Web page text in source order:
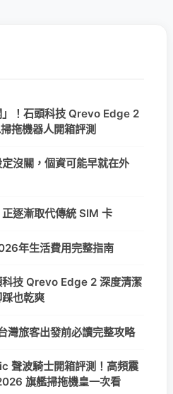
！石頭科技 Qrevo Edge 2
拖機器人開箱評測
沒關，個資可能早就在外
逐漸取代傳統 SIM 卡
年生活費用完整指南
技 Qrevo Edge 2 深度清潔
也乾爽
灣旅客出發前必讀完整攻略
聲波騎士開箱評測！高頻震
旗艦掃拖機皇一次看